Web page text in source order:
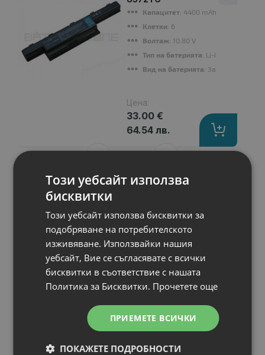
Капацитет: 4400 mAh
Клетки: 6
Волтаж: 10.80 V
Тип на батерията: Li-Ion
Вид на батерията: Заместител
Цена:
33.00 €
64.54 лв.
Подобни продукти
A-
All-In-One Lenovo
ThinkCentre M75q
Gen 2 Tiny-In-One
24 Gen 4
Процесор: AMD Ryzen 5 PRO
Хард диск: 256GB M.2 NVMe SSD
Дисплей: 23.8"
Гаранция: 6 месеца
Този уебсайт използва
бисквитки
Този уебсайт използва бисквитки за
подобряване на потребителското
изживяване. Използвайки нашия
уебсайт, Вие се съгласявате с всички
бисквитки в съответствие с нашата
Политика за Бисквитки. Прочетете още
ПРИЕМЕТЕ ВСИЧКИ
ПОКАЖЕТЕ ПОДРОБНОСТИ